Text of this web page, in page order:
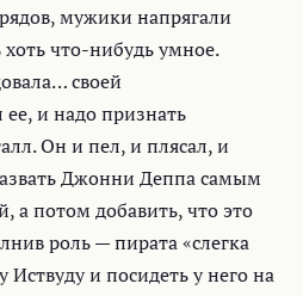
мужики напрягали
хоть что-нибудь умное.
своей
ее, и надо признать
Он и пел, и плясал, и
Джонни Деппа самым
а потом добавить, что это
роль — пирата «слегка
Иствуду и посидеть у него на